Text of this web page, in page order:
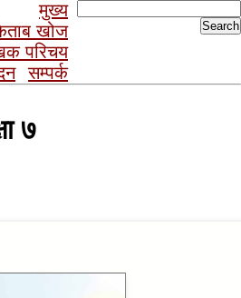
मुख्य
खोज
परिचय
सम्पर्क
for:
७